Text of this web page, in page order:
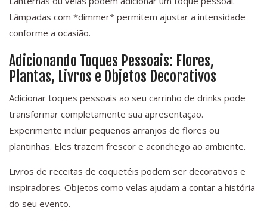
Lâmpadas com *dimmer* permitem ajustar a intensidade
conforme a ocasião.
Adicionando Toques Pessoais: Flores,
Plantas, Livros e Objetos Decorativos
Adicionar toques pessoais ao seu carrinho de drinks pode
transformar completamente sua apresentação.
Experimente incluir pequenos arranjos de flores ou
plantinhas. Eles trazem frescor e aconchego ao ambiente.
Livros de receitas de coquetéis podem ser decorativos e
inspiradores. Objetos como velas ajudam a contar a história
do seu evento.